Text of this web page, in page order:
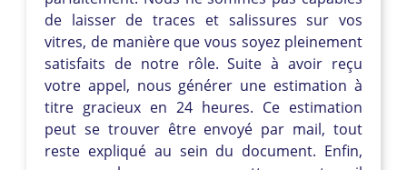
de laisser de traces et salissures sur vos
vitres, de manière que vous soyez pleinement
satisfaits de notre rôle. Suite à avoir reçu
votre appel, nous générer une estimation à
titre gracieux en 24 heures. Ce estimation
peut se trouver être envoyé par mail, tout
reste expliqué au sein du document. Enfin,